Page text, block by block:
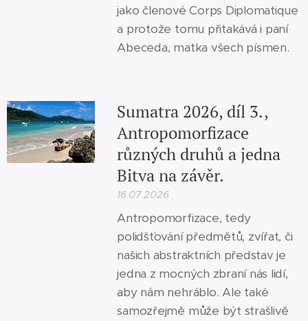
jako členové Corps Diplomatique
a protože tomu přitakává i paní
Abeceda, matka všech písmen.
Sumatra 2026, díl 3.,
Antropomorfizace
různých druhů a jedna
Bitva na závěr.
16.07.2026
Antropomorfizace, tedy
polidšťování předmětů, zvířat, či
našich abstraktních představ je
jedna z mocných zbraní nás lidí,
aby nám nehráblo. Ale také
samozřejmě může být strašlivě